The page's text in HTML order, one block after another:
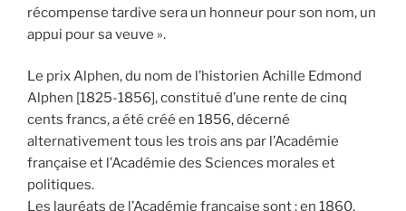
récompense tardive sera un honneur pour son nom, un
appui pour sa veuve ».
Le prix Alphen, du nom de l’historien Achille Edmond
Alphen [1825-1856], constitué d’une rente de cinq
cents francs, a été créé en 1856, décerné
alternativement tous les trois ans par l’Académie
française et l’Académie des Sciences morales et
politiques.
Les lauréats de l’Académie française sont : en 1860,